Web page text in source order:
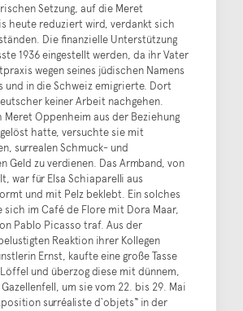
Setzung, auf die Meret
heute reduziert wird, verdankt sich
Die finanzielle Unterstützung
1936 eingestellt werden, da ihr Vater
wegen seines jüdischen Namens
und in die Schweiz emigrierte. Dort
keiner Arbeit nachgehen.
Meret Oppenheim aus der Beziehung
hatte, versuchte sie mit
surrealen Schmuck- und
Geld zu verdienen. Das Armband, von
war für Elsa Schiaparelli aus
und mit Pelz beklebt. Ein solches
sich im Café de Flore mit Dora Maar,
Pablo Picasso traf. Aus der
Reaktion ihrer Kollegen
Ernst, kaufte eine große Tasse
und überzog diese mit dünnem,
um sie vom 22. bis 29. Mai
surréaliste d`objets“ in der